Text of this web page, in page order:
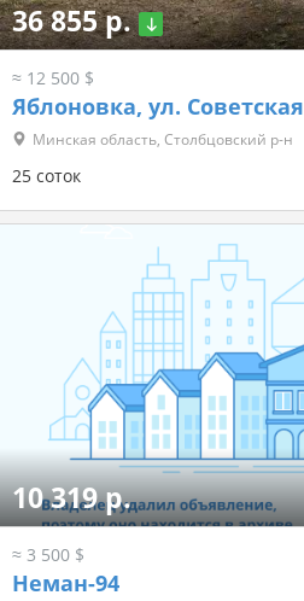
36 855 р.
≈ 12 500 $
Яблоновка, ул. Советская
Минская область, Столбцовский р-н
25 соток
10 319 р.
≈ 3 500 $
Неман-94